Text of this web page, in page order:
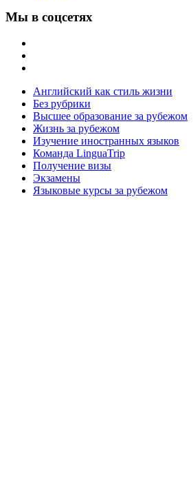
Мы в соцсетях
Английский как стиль жизни
Без рубрики
Высшее образование за рубежом
Жизнь за рубежом
Изучение иностранных языков
Команда LinguaTrip
Получение визы
Экзамены
Языковые курсы за рубежом